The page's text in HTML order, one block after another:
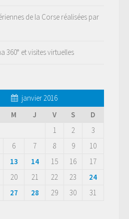
de la Corse réalisées par
360° et visites virtuelles
janvier 2016
M J V S
D
1
2
3
6 7 8 9
10
13 14 15 16
17
20 21 22 23
24
27 28 29 30
31